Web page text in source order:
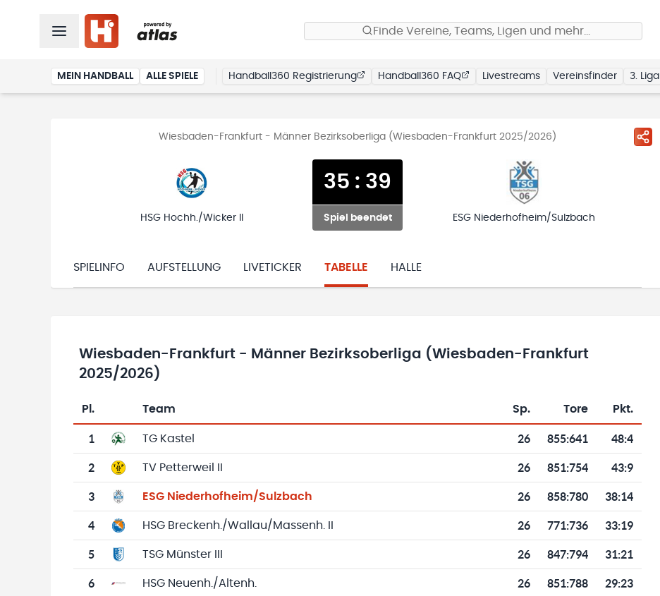
Finde Vereine, Teams, Ligen und mehr…
MEIN HANDBALL ALLE SPIELE Handball360 Registrierung Handball360 FAQ Livestreams Vereinsfinder 3. Liga
Wiesbaden-Frankfurt - Männer Bezirksoberliga (Wiesbaden-Frankfurt 2025/2026)
HSG Hochh./Wicker II
35 : 39
Spiel beendet ESG Niederhofheim/Sulzbach
SPIELINFO AUFSTELLUNG LIVETICKER TABELLE HALLE
Wiesbaden-Frankfurt - Männer Bezirksoberliga (Wiesbaden-Frankfurt
2025/2026)
Tabelle mit Vereinsplatzierungen, Spielen, Toren und Punkten
Pl. Team Sp. Tore Pkt.
1 TG Kastel 26 855:641 48:4
2 TV Petterweil II 26 851:754 43:9
3 ESG Niederhofheim/Sulzbach 26 858:780 38:14
4 HSG Breckenh./Wallau/Massenh. II 26 771:736 33:19
5 TSG Münster III 26 847:794 31:21
6 HSG Neuenh./Altenh. 26 851:788 29:23